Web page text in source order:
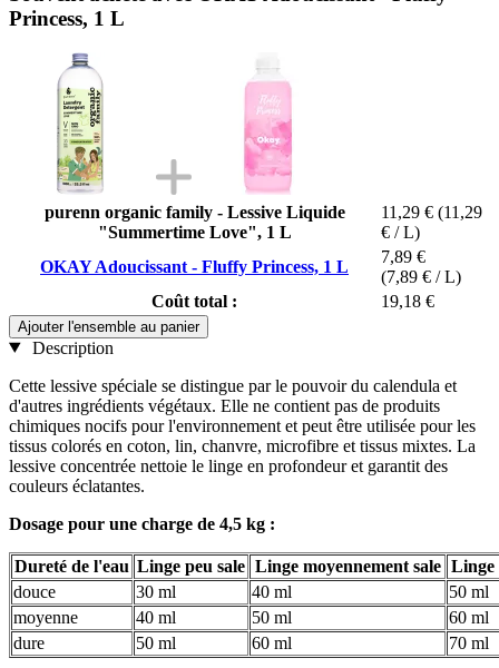
Princess, 1 L
purenn organic family - Lessive Liquide
"Summertime Love", 1 L
11,29 € (11,29
€ / L)
OKAY Adoucissant - Fluffy Princess, 1 L
7,89 €
(7,89 € / L)
Coût total :
19,18 €
Ajouter l'ensemble au panier
Description
Cette lessive spéciale se distingue par le pouvoir du calendula et
d'autres ingrédients végétaux. Elle ne contient pas de produits
chimiques nocifs pour l'environnement et peut être utilisée pour les
tissus colorés en coton, lin, chanvre, microfibre et tissus mixtes. La
lessive concentrée nettoie le linge en profondeur et garantit des
couleurs éclatantes.
Dosage pour une charge de 4,5 kg :
Dureté de l'eau Linge peu sale Linge moyennement sale Linge
douce
30 ml 40 ml
50 ml
moyenne
40 ml 50 ml
60 ml
dure
50 ml 60 ml 70 ml